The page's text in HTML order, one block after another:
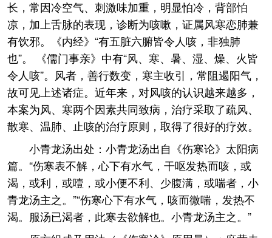
长，常因冷空气、刺激味加重，明显怕冷，背部怕
凉，加上舌脉的表现，诊断为咳嗽，证属风寒恋肺兼
有饮邪。《内经》“有五脏六腑皆令人咳，非独肺
也”。 《儒门事亲》中有“风、寒、暑、湿、燥、火皆
令人咳”。风者，善行数变，寒主收引，常阻遏阳气，
故可见上述诸症。近年来，对风咳的认识越来越多，
本案为风、寒两个因素共同致病，治疗采取了疏风、
散寒、温肺、止咳的治疗原则，取得了很好的疗效。
小青龙汤出处：小青龙汤出自《伤寒论》太阳病
篇。“伤寒表不解，心下有水气，干呕发热而咳，或
渴，或利，或噎，或小便不利、少腹满，或喘者，小
青龙汤主之。”“伤寒心下有水气，咳而微喘，发热不
渴。服汤已渴者，此寒去欲解也。小青龙汤主之。”